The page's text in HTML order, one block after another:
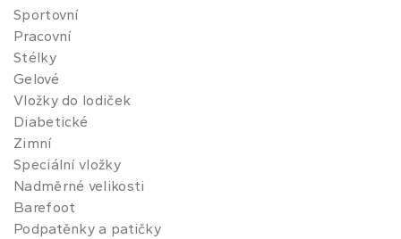
Sportovní
Pracovní
Stélky
Gelové
Vložky do lodiček
Diabetické
Zimní
Speciální vložky
Nadměrné velikosti
Barefoot
Podpatěnky a patičky